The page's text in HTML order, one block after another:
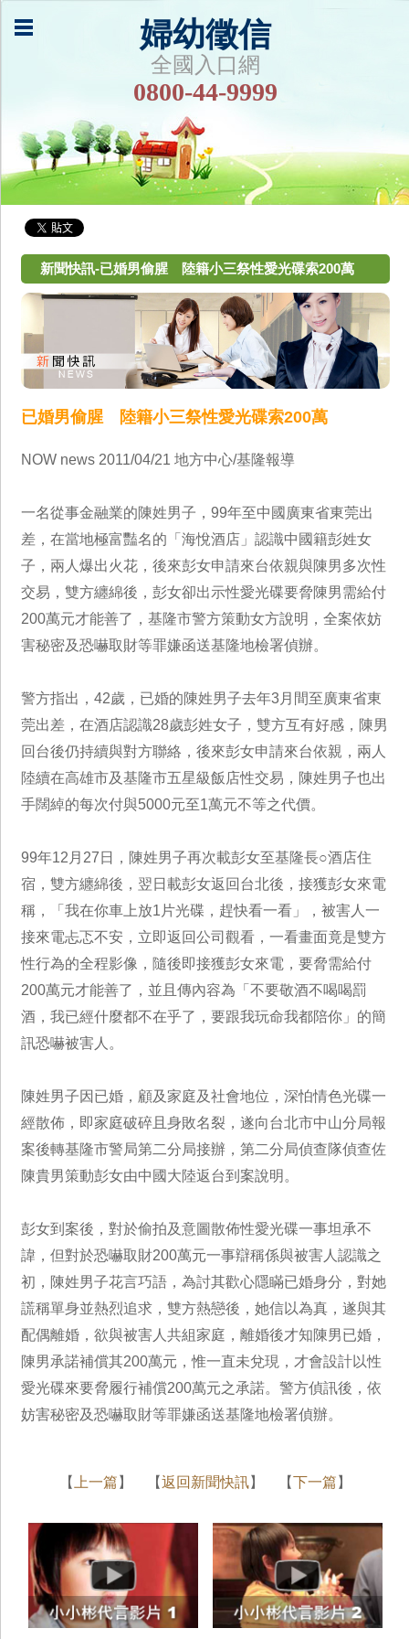
婦幼徵信
全國入口網
0800-44-9999
新聞快訊-已婚男偷腥 陸籍小三祭性愛光碟索200萬
已婚男偷腥 陸籍小三祭性愛光碟索200萬
NOW news 2011/04/21 地方中心/基隆報導
一名從事金融業的陳姓男子，99年至中國廣東省東莞出
差，在當地極富豔名的「海悅酒店」認識中國籍彭姓女
子，兩人爆出火花，後來彭女申請來台依親與陳男多次性
交易，雙方纏綿後，彭女卻出示性愛光碟要脅陳男需給付
200萬元才能善了，基隆市警方策動女方說明，全案依妨
害秘密及恐嚇取財等罪嫌函送基隆地檢署偵辦。
警方指出，42歲，已婚的陳姓男子去年3月間至廣東省東
莞出差，在酒店認識28歲彭姓女子，雙方互有好感，陳男
回台後仍持續與對方聯絡，後來彭女申請來台依親，兩人
陸續在高雄市及基隆市五星級飯店性交易，陳姓男子也出
手闊綽的每次付與5000元至1萬元不等之代價。
99年12月27日，陳姓男子再次載彭女至基隆長○酒店住
宿，雙方纏綿後，翌日載彭女返回台北後，接獲彭女來電
稱，「我在你車上放1片光碟，趕快看一看」，被害人一
接來電忐忑不安，立即返回公司觀看，一看畫面竟是雙方
性行為的全程影像，隨後即接獲彭女來電，要脅需給付
200萬元才能善了，並且傳內容為「不要敬酒不喝喝罰
酒，我已經什麼都不在乎了，要跟我玩命我都陪你」的簡
訊恐嚇被害人。
陳姓男子因已婚，顧及家庭及社會地位，深怕情色光碟一
經散佈，即家庭破碎且身敗名裂，遂向台北市中山分局報
案後轉基隆市警局第二分局接辦，第二分局偵查隊偵查佐
陳貴男策動彭女由中國大陸返台到案說明。
彭女到案後，對於偷拍及意圖散佈性愛光碟一事坦承不
諱，但對於恐嚇取財200萬元一事辯稱係與被害人認識之
初，陳姓男子花言巧語，為討其歡心隱瞞已婚身分，對她
謊稱單身並熱烈追求，雙方熱戀後，她信以為真，遂與其
配偶離婚，欲與被害人共組家庭，離婚後才知陳男已婚，
陳男承諾補償其200萬元，惟一直未兌現，才會設計以性
愛光碟來要脅履行補償200萬元之承諾。警方偵訊後，依
妨害秘密及恐嚇取財等罪嫌函送基隆地檢署偵辦。
【 上一篇 】 【返回新聞快訊】 【下一篇 】